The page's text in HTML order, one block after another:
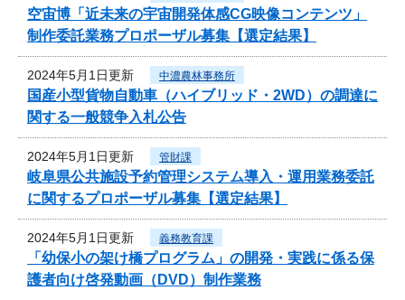
空宙博「近未来の宇宙開発体感CG映像コンテンツ」
制作委託業務プロポーザル募集【選定結果】
2024年5月1日更新 中濃農林事務所
国産小型貨物自動車（ハイブリッド・2WD）の調達に
関する一般競争入札公告
2024年5月1日更新 管財課
岐阜県公共施設予約管理システム導入・運用業務委託
に関するプロポーザル募集【選定結果】
2024年5月1日更新 義務教育課
「幼保小の架け橋プログラム」の開発・実践に係る保
護者向け啓発動画（DVD）制作業務